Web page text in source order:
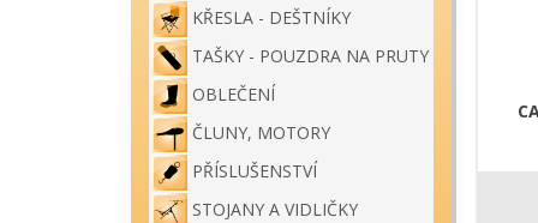
KŘESLA - DEŠTNÍKY
TAŠKY - POUZDRA NA PRUTY
OBLEČENÍ
ČLUNY, MOTORY
PŘÍSLUŠENSTVÍ
STOJANY A VIDLIČKY